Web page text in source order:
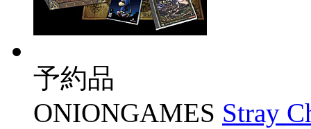
予約品
ONIONGAMES Stray